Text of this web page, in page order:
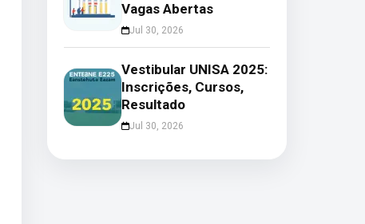
Vagas Abertas
Jul 30, 2026
Vestibular UNISA 2025:
Inscrições, Cursos,
Resultado
Jul 30, 2026